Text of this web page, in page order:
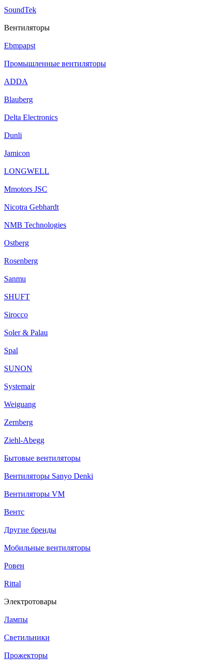
SoundTek
Вентиляторы
Ebmpapst
Промышленные вентиляторы
ADDA
Blauberg
Delta Electronics
Dunli
Jamicon
LONGWELL
Mmotors JSC
Nicotra Gebhardt
NMB Technologies
Ostberg
Rosenberg
Sanmu
SHUFT
Sirocco
Soler & Palau
Spal
SUNON
Systemair
Weiguang
Zernberg
Ziehl-Abegg
Бытовые вентиляторы
Вентиляторы Sanyo Denki
Вентиляторы VM
Вентс
Другие бренды
Мобильные вентиляторы
Ровен
Rittal
Электротовары
Лампы
Светильники
Прожекторы